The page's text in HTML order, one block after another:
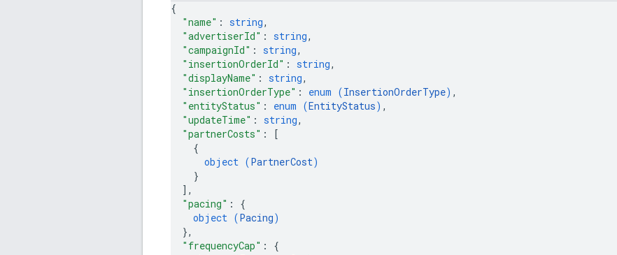
{
"name" : string,
"advertiserId" : string,
"campaignId" : string,
"insertionOrderId" : string,
"displayName" : string,
"insertionOrderType" : enum (InsertionOrderType) ,
"entityStatus" : enum (EntityStatus) ,
"updateTime" : string,
"partnerCosts" :
[
{
object (PartnerCost)
}
] ,
"pacing" : {
object (Pacing)
},
"frequencyCap" : {